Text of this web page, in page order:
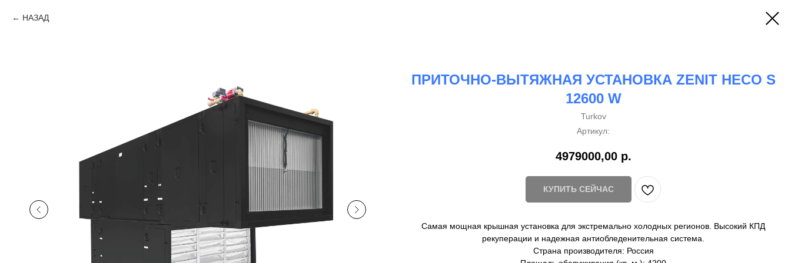
НАЗАД
ПРИТОЧНО-ВЫТЯЖНАЯ УСТАНОВКА ZENIT HECO S
12600 W
Turkov
Артикул:
4979000,00 р.
КУПИТЬ СЕЙЧАС
Самая мощная крышная установка для экстремально холодных регионов. Высокий КПД
рекуперации и надежная антиобледенительная система.
Страна производителя: Россия